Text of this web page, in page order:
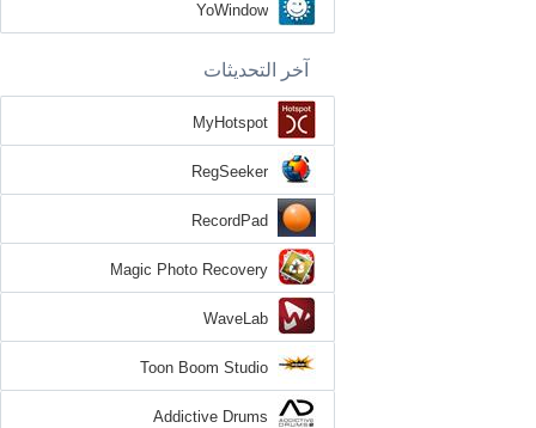
YoWindow
آخر التحديثات
MyHotspot
RegSeeker
RecordPad
Magic Photo Recovery
WaveLab
Toon Boom Studio
Addictive Drums